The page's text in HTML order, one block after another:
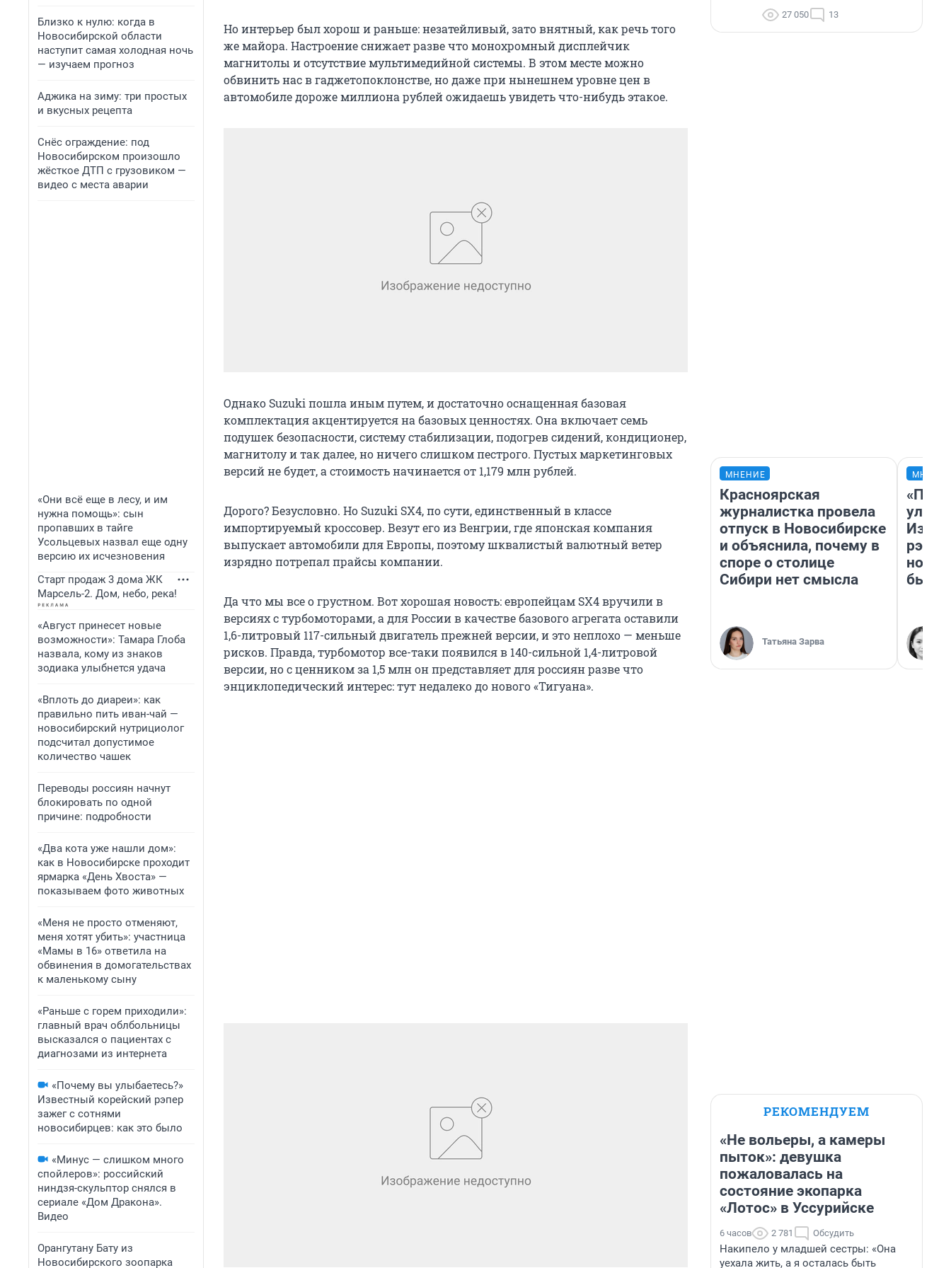
Близко к нулю: когда в
Новосибирской области
наступит самая холодная ночь
— изучаем прогноз
Аджика на зиму: три простых
и вкусных рецепта
Снёс ограждение: под
Новосибирском произошло
жёсткое ДТП с грузовиком —
видео с места аварии
«Они всё еще в лесу, и им
нужна помощь»: сын
пропавших в тайге
Усольцевых назвал еще одну
версию их исчезновения
Старт продаж 3 дома ЖК
Марсель-2. Дом, небо, река!
«Август принесет новые
возможности»: Тамара Глоба
назвала, кому из знаков
зодиака улыбнется удача
«Вплоть до диареи»: как
правильно пить иван-чай —
новосибирский нутрициолог
подсчитал допустимое
количество чашек
Переводы россиян начнут
блокировать по одной
причине: подробности
«Два кота уже нашли дом»:
как в Новосибирске проходит
ярмарка «День Хвоста» —
показываем фото животных
«Меня не просто отменяют,
меня хотят убить»: участница
«Мамы в 16» ответила на
обвинения в домогательствах
к маленькому сыну
«Раньше с горем приходили»:
главный врач облбольницы
высказался о пациентах с
диагнозами из интернета
«Почему вы улыбаетесь?»
Известный корейский рэпер
зажег с сотнями
новосибирцев: как это было
«Минус — слишком много
спойлеров»: российский
ниндзя-скульптор снялся в
сериале «Дом Дракона».
Видео
Орангутану Бату из
Новосибирского зоопарка
Но интерьер был хорош и раньше: незатейливый, зато внятный, как речь того
же майора. Настроение снижает разве что монохромный дисплейчик
магнитолы и отсутствие мультимедийной системы. В этом месте можно
обвинить нас в гаджетопоклонстве, но даже при нынешнем уровне цен в
автомобиле дороже миллиона рублей ожидаешь увидеть что-нибудь этакое.
Однако Suzuki пошла иным путем, и достаточно оснащенная базовая
комплектация акцентируется на базовых ценностях. Она включает семь
подушек безопасности, систему стабилизации, подогрев сидений, кондиционер,
магнитолу и так далее, но ничего слишком пестрого. Пустых маркетинговых
версий не будет, а стоимость начинается от 1,179 млн рублей.
Дорого? Безусловно. Но Suzuki SX4, по сути, единственный в классе
импортируемый кроссовер. Везут его из Венгрии, где японская компания
выпускает автомобили для Европы, поэтому шквалистый валютный ветер
изрядно потрепал прайсы компании.
Да что мы все о грустном. Вот хорошая новость: европейцам SX4 вручили в
версиях с турбомоторами, а для России в качестве базового агрегата оставили
1,6-литровый 117-сильный двигатель прежней версии, и это неплохо — меньше
рисков. Правда, турбомотор все-таки появился в 140-сильной 1,4-литровой
версии, но с ценником за 1,5 млн он представляет для россиян разве что
энциклопедический интерес: тут недалеко до нового «Тигуана».
27 050 13
МНЕНИЕ
Красноярская
журналистка провела
отпуск в Новосибирске
и объяснила, почему в
споре о столице
Сибири нет смысла
Татьяна Зарва
было
РЕКОМЕНДУЕМ
«Не вольеры, а камеры
пыток»: девушка
пожаловалась на
состояние экопарка
«Лотос» в Уссурийске
6 часов 2 781 Обсудить
Накипело у младшей сестры: «Она
уехала жить, а я осталась быть